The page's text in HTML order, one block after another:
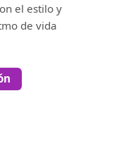
el estilo y
de vida